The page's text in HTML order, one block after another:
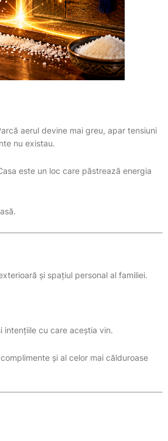
aerul devine mai greu, apar tensiuni
nu existau.
este un loc care păstrează energia
și spațiul personal al familiei.
intențiile cu care aceștia vin.
și al celor mai călduroase